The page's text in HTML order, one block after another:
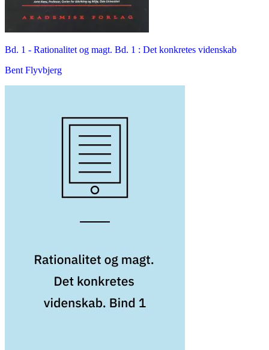
Bd. 1 - Rationalitet og magt. Bd. 1 : Det konkretes videnskab
Bent Flyvbjerg